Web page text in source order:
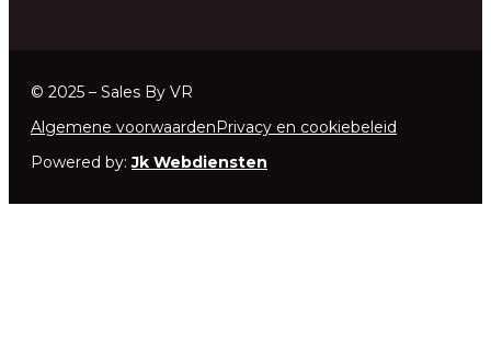
© 2025 – Sales By VR
Algemene voorwaarden Privacy en cookiebeleid
Powered by:Jk Webdiensten